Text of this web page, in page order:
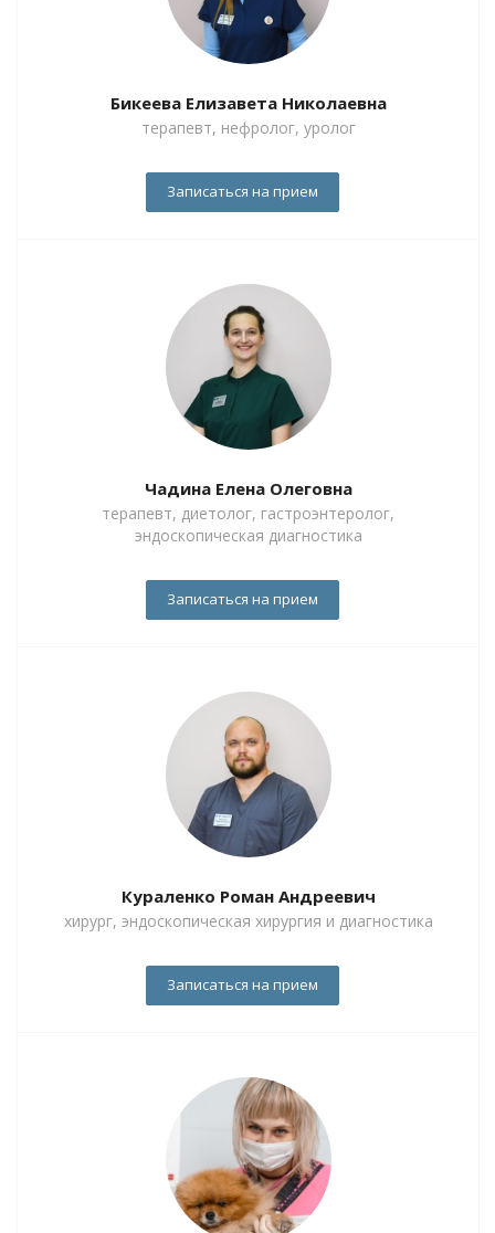
Бикеева Елизавета Николаевна
терапевт, нефролог, уролог
Записаться на прием
Чадина Елена Олеговна
терапевт, диетолог, гастроэнтеролог,
эндоскопическая диагностика
Записаться на прием
Кураленко Роман Андреевич
хирург, эндоскопическая хирургия и диагностика
Записаться на прием